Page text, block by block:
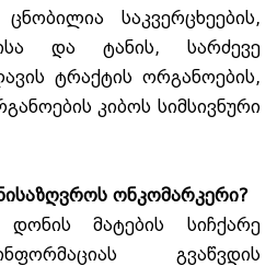
საკვერცხეების,
და ტანის, სარძევე
ტრაქტის ორგანოების,
კიბოს სიმსივნური
ონკომარკერი?
მატების სიჩქარე
გვაწვდის